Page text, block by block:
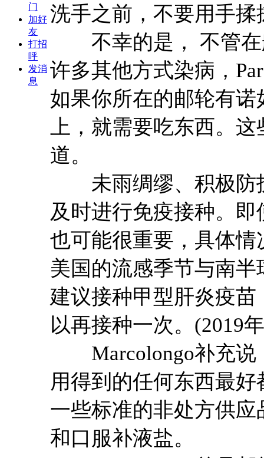
门
加好
友
打招
呼
发消
息
洗手之前，不要用手
不幸的是， 不管在
许多其他方式染病，
如果你所在的邮轮有
上，就需要吃东西。
道。
未雨绸缪、积极防
及时进行免疫接种。
也可能很重要，具体
美国的流感季节与南半
建议接种甲型肝炎疫
以再接种一次。(2019
Marcolongo补充说
用得到的任何东西最
一些标准的非处方供
和口服补液盐。